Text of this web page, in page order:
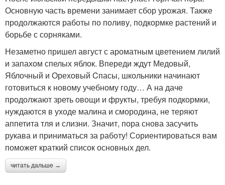
Основную часть времени занимает сбор урожая. Также
продолжаются работы по поливу, подкормке растений и
борьбе с сорняками.
Незаметно пришел август с ароматным цветением лилий
и запахом спелых яблок. Впереди ждут Медовый,
Яблочный и Ореховый Cпасы, школьники начинают
готовиться к новому учебному году… А на даче
продолжают зреть овощи и фрукты, требуя подкормки,
нуждаются в уходе малина и смородина, не теряют
аппетита тля и слизни. Значит, пора снова засучить
рукава и приниматься за работу! Сориентироваться вам
поможет краткий список основных дел.
читать дальше →